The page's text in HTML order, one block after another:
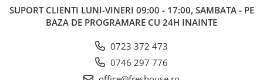
SUPORT CLIENTI LUNI-VINERI 09:00 - 17:00, SAMBATA - PE
BAZA DE PROGRAMARE CU 24H INAINTE
0723 372 473
0746 297 776